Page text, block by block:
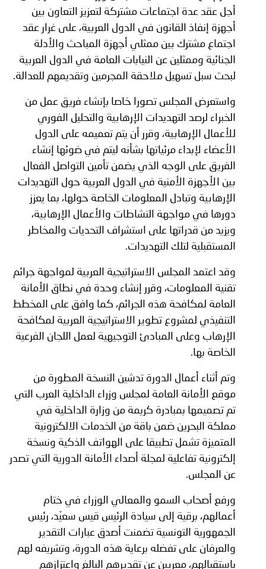
أجل عقد عدة اجتماعات مشتركة لتعزيز التعاون بين
أجهزة إنفاذ القانون في الدول العربية، على غرار عقد
اجتماع مشترك بين ممثلي أجهزة المباحث والأدلة
الجنائية وممثلين عن النيابات العامة في الدول العربية
لبحث سبل تسهيل ملاحقة المجرمين وتقديمهم للعدالة.
واستعرض المجلس تصورا خاصا بإنشاء فريق عمل من
الخبراء لرصد التهديدات الإرهابية والتحليل الفوري
للأعمال الإرهابية، وقرر أن يتم تعميمه على الدول
الأعضاء لإبداء مرئياتها بشأنه ليتم في ضوئها إنشاء
الفريق على الوجه الذي يضمن تأمين التواصل الفعال
بين الأجهزة الأمنية في الدول العربية حول التهديدات
الإرهابية وتبادل المعلومات الخاصة حولها، بما يعزز
دورها في مواجهة النشاطات والأعمال الإرهابية،
ويزيد من قدراتها على استشراف التحديات والمخاطر
المستقبلية لتلك التهديدات.
وقد اعتمد المجلس الاستراتيجية العربية لمواجهة جرائم
تقنية المعلومات، وقرر إنشاء وحدة في نطاق الأمانة
العامة لمكافحة هذه الجرائم، كما وافق على المخطط
التنفيذي لمشروع تطوير الاستراتيجية العربية لمكافحة
الإرهاب وعلى المبادئ التوجيهية لعمل اللجان الفرعية
الخاصة بها.
وتم أثناء أعمال الدورة تدشين النسخة المطورة من
موقع الأمانة العامة لمجلس وزراء الداخلية العرب التي
تم تصميمها بمبادرة كريمة من وزارة الداخلية في
مملكة البحرين ضمن باقة من الخدمات الالكترونية
المتميزة تشمل تطبيقا على الهواتف الذكية ونسخة
إلكترونية تفاعلية لمجلة أصداء الأمانة الدورية التي تصدر
عن المجلس.
ورفع أصحاب السمو والمعالي الوزراء في ختام
أعمالهم، برقية إلى سيادة الرئيس قيس سعيّد، رئيس
الجمهورية التونسية تضمنت أصدق عبارات التقدير
والعرفان على تفضله برعاية هذه الدورة، وتشريفه لهم
باستقبالهم، معربين عن تقديرهم البالغ واعتزازهم